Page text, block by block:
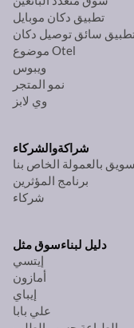
تطبيق دكان موبايل
سائق توصيل دكان
موضوع Otel
ويبوس
نمو المتجر
وي لابز
شراكةوالشركاء
بالعمولة الخاص بنا
برنامج المؤثرين
شركاء
دليل لبناءسوق مثل
إيتسي
أمازون
إيباي
علي بابا